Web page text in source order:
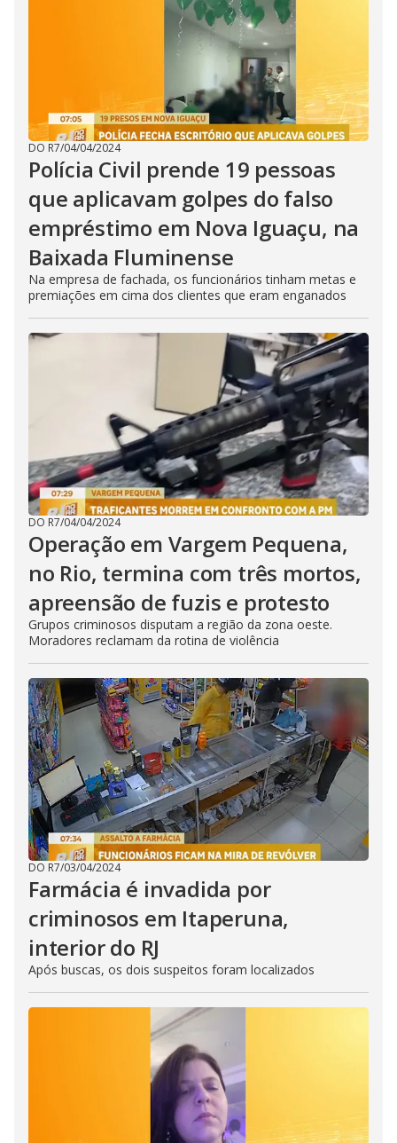
DO R7/04/04/2024
Polícia Civil prende 19 pessoas
que aplicavam golpes do falso
empréstimo em Nova Iguaçu, na
Baixada Fluminense
Na empresa de fachada, os funcionários tinham metas e
premiações em cima dos clientes que eram enganados
DO R7/04/04/2024
Operação em Vargem Pequena,
no Rio, termina com três mortos,
apreensão de fuzis e protesto
Grupos criminosos disputam a região da zona oeste.
Moradores reclamam da rotina de violência
DO R7/03/04/2024
Farmácia é invadida por
criminosos em Itaperuna,
interior do RJ
Após buscas, os dois suspeitos foram localizados